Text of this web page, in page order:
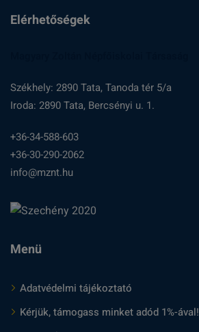
Elérhetőségek
Székhely: 2890 Tata, Tanoda tér 5/a
Iroda: 2890 Tata, Bercsényi u. 1.
+36-34-588-603
+36-30-290-2062
info@mznt.hu
Menü
Adatvédelmi tájékoztató
Kérjük, támogass minket adód 1%-ával!